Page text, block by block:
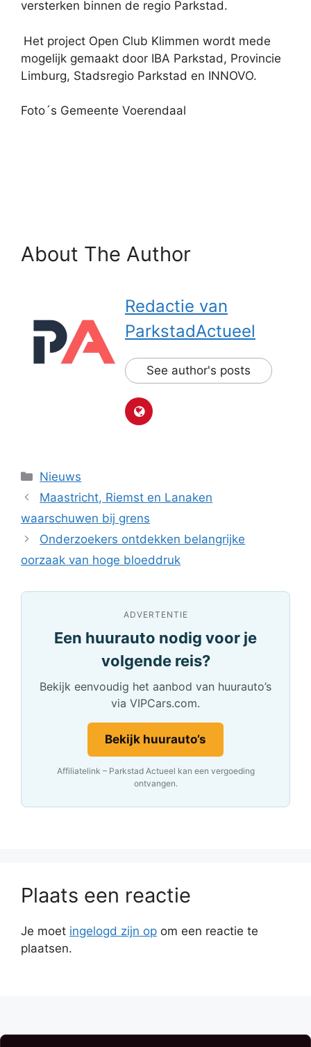
versterken binnen de regio Parkstad.
Het project Open Club Klimmen wordt mede
mogelijk gemaakt door IBA Parkstad, Provincie
Limburg, Stadsregio Parkstad en INNOVO.
Foto´s Gemeente Voerendaal
About The Author
Redactie van
ParkstadActueel
See author's posts
Categorieën
Nieuws
Maastricht, Riemst en Lanaken
waarschuwen bij grens
Onderzoekers ontdekken belangrijke
oorzaak van hoge bloeddruk
ADVERTENTIE
Een huurauto nodig voor je
volgende reis?
Bekijk eenvoudig het aanbod van huurauto’s
via VIPCars.com.
Bekijk huurauto’s
Affiliatelink – Parkstad Actueel kan een vergoeding
ontvangen.
Plaats een reactie
Je moet ingelogd zijn op om een reactie te
plaatsen.